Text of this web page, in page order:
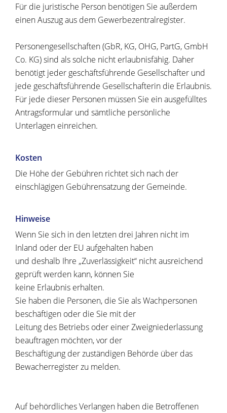
Für die juristische Person benötigen Sie außerdem
einen Auszug aus dem Gewerbezentralregister.
Personengesellschaften (GbR, KG, OHG, PartG, GmbH
Co. KG) sind als solche nicht erlaubnisfähig. Daher
benötigt jeder geschäftsführende Gesellschafter und
jede geschäftsführende Gesellschafterin die Erlaubnis.
Für jede dieser Personen müssen Sie ein ausgefülltes
Antragsformular und sämtliche persönliche
Unterlagen einreichen.
Kosten
Die Höhe der Gebühren richtet sich nach der
einschlägigen Gebührensatzung der Gemeinde.
Hinweise
Wenn Sie sich in den letzten drei Jahren nicht im
Inland oder der EU aufgehalten haben
und deshalb Ihre „Zuverlässigkeit“ nicht ausreichend
geprüft werden kann, können Sie
keine Erlaubnis erhalten.
Sie haben die Personen, die Sie als Wachpersonen
beschäftigen oder die Sie mit der
Leitung des Betriebs oder einer Zweigniederlassung
beauftragen möchten, vor der
Beschäftigung der zuständigen Behörde über das
Bewacherregister zu melden.
Auf behördliches Verlangen haben die Betroffenen